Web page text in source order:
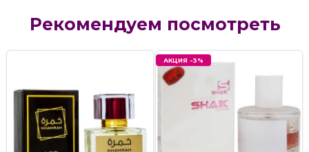
Рекомендуем посмотреть
АКЦИЯ -3%